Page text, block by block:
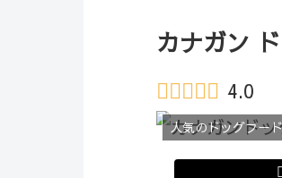
カナガン
4.0
人気のドッグフード